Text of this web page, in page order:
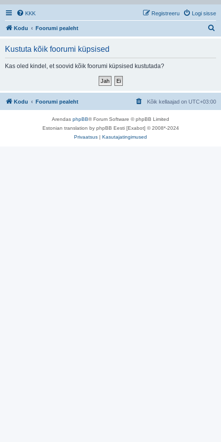
KKK Logi sisse
Registreeru
Kodu Foorumi pealeht
Kustuta kõik foorumi küpsised
Kas oled kindel, et soovid kõik foorumi küpsised kustutada?
Kodu Foorumi pealeht Kõik kellaajad on UTC+03:00
Arendas phpBB® Forum Software © phpBB Limited
Estonian translation by phpBB Eesti [Exabot] © 2008*-2024
Privaatsus | Kasutajatingimused